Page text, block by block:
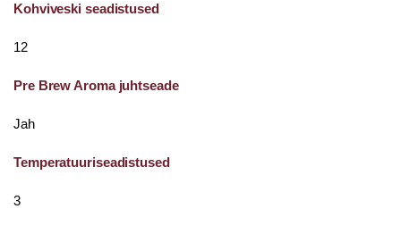
Kohviveski seadistused
12
Pre Brew Aroma juhtseade
Jah
Temperatuuriseadistused
3